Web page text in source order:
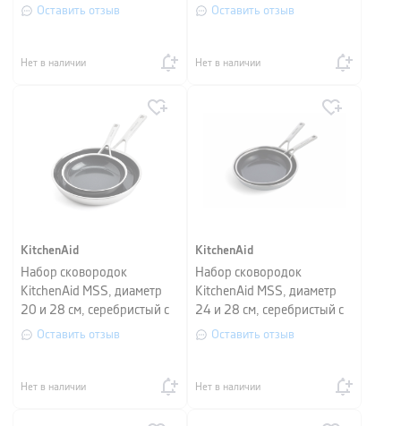
Оставить отзыв
Нет в наличии
Оставить отзыв
Нет в наличии
KitchenAid
Набор сковородок
KitchenAid MSS, диаметр
20 и 28 см, серебристый с
черным, 2 шт
Оставить отзыв
Нет в наличии
KitchenAid
Набор сковородок
KitchenAid MSS, диаметр
24 и 28 см, серебристый с
черным, 2 шт
Оставить отзыв
Нет в наличии